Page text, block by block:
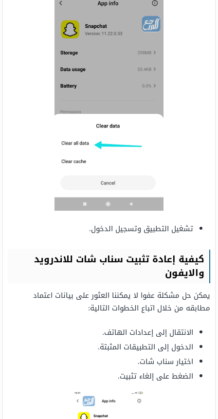
تشغيل التطبيق وتسجيل الدخول.
كيفية إعادة تثبيت سناب شات للاندرويد
والايفون
يمكن حل مشكلة عفوا لا يمكننا العثور على بيانات اعتماد
مطابقه من خلال اتباع الخطوات التالية:
الانتقال إلى إعدادات الهاتف.
الدخول إلى التطبيقات المثبتة.
اختيار سناب شات.
الضغط على إلغاء تثبيت.